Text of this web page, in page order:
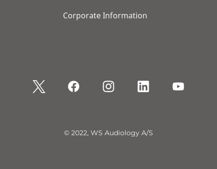
Corporate Information
© 2022, WS Audiology A/S